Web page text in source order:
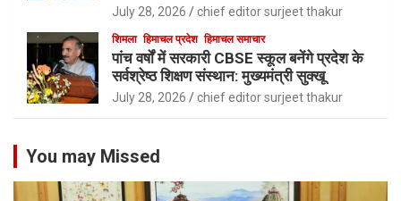
July 28, 2026 chief editor surjeet thakur
शिमला हिमाचल प्रदेश हिमाचल समाचार
पांच वर्षों में सरकारी CBSE स्कूल बनेंगे प्रदेश के
सर्वश्रेष्ठ शिक्षण संस्थान: मुख्यमंत्री सुक्खू
July 28, 2026 chief editor surjeet thakur
You may Missed